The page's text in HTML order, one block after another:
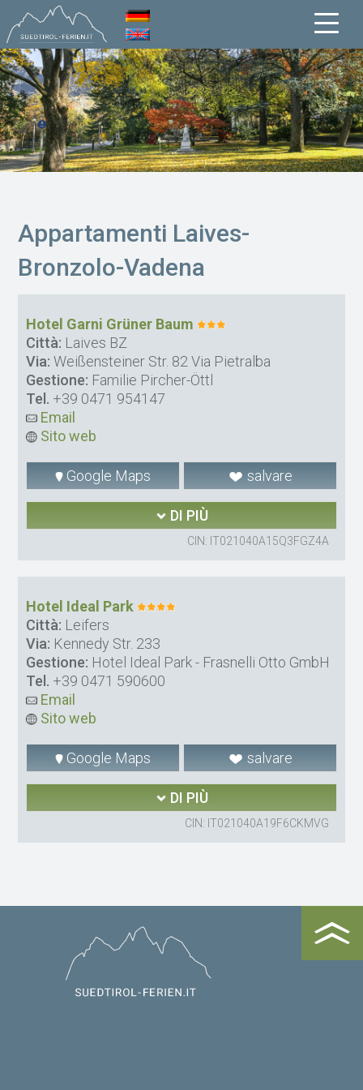
Appartamenti Laives-
Bronzolo-Vadena
Hotel Garni Grüner Baum
Città: Laives BZ
Via: Weißensteiner Str. 82 Via Pietralba
Gestione: Familie Pircher-Öttl
Tel. +39 0471 954147
Email
Sito web
Google Maps salvare
DI PIÙ
CIN: IT021040A15Q3FGZ4A
Hotel Ideal Park
Città: Leifers
Via: Kennedy Str. 233
Gestione: Hotel Ideal Park - Frasnelli Otto GmbH
Tel. +39 0471 590600
Email
Sito web
Google Maps salvare
DI PIÙ
CIN: IT021040A19F6CKMVG